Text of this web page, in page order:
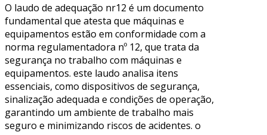
O laudo de adequação nr12 é um documento
fundamental que atesta que máquinas e
equipamentos estão em conformidade com a
norma regulamentadora nº 12, que trata da
segurança no trabalho com máquinas e
equipamentos. este laudo analisa itens
essenciais, como dispositivos de segurança,
sinalização adequada e condições de operação,
garantindo um ambiente de trabalho mais
seguro e minimizando riscos de acidentes. o